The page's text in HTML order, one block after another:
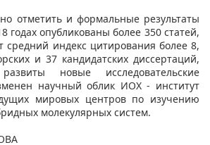
отметить и формальные результаты
годах опубликованы более 350 статей,
индекс цитирования более 8,
и 37 кандидатских диссертаций,
новые исследовательские
научный облик ИОХ - институт
мировых центров по изучению
молекулярных систем.